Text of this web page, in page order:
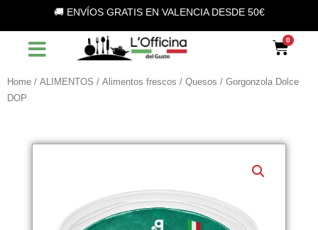
contenuto
🚚 ENVÍOS GRATIS EN VALENCIA DESDE 50€
Home / ALIMENTOS / Alimentos frescos / Quesos / Gorgonzola Dolce
DOP